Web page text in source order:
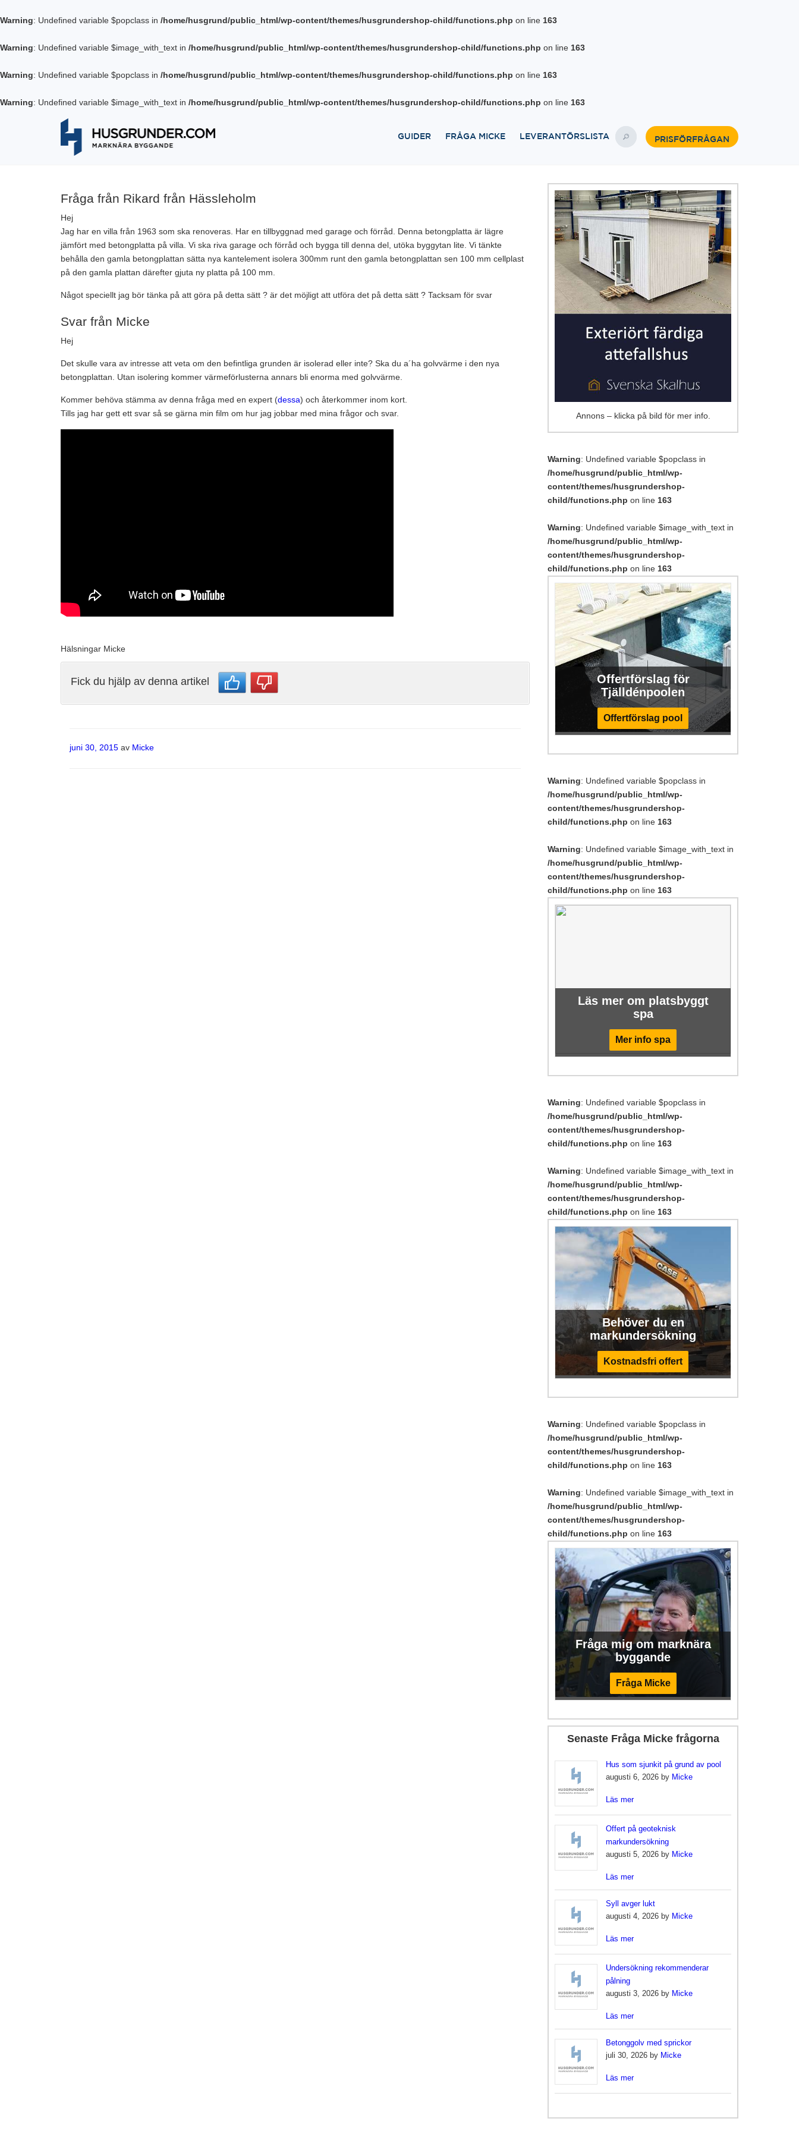
Warning: Undefined variable $popclass in /home/husgrund/public_html/wp-content/themes/husgrundershop-child/functions.php on line 163
Warning: Undefined variable $image_with_text in /home/husgrund/public_html/wp-content/themes/husgrundershop-child/functions.php on line 163
Warning: Undefined variable $popclass in /home/husgrund/public_html/wp-content/themes/husgrundershop-child/functions.php on line 163
Warning: Undefined variable $image_with_text in /home/husgrund/public_html/wp-content/themes/husgrundershop-child/functions.php on line 163
GUIDER FRÅGA MICKE LEVERANTÖRSLISTA PRISFÖRFRÅGAN
Fråga från Rikard från Hässleholm
Hej
Jag har en villa från 1963 som ska renoveras. Har en tillbyggnad med garage och förråd. Denna betongplatta är lägre
jämfört med betongplatta på villa. Vi ska riva garage och förråd och bygga till denna del, utöka byggytan lite. Vi tänkte
behålla den gamla betongplattan sätta nya kantelement isolera 300mm runt den gamla betongplattan sen 100 mm cellplast
på den gamla plattan därefter gjuta ny platta på 100 mm.
Något speciellt jag bör tänka på att göra på detta sätt ? är det möjligt att utföra det på detta sätt ? Tacksam för svar
Svar från Micke
Hej
Det skulle vara av intresse att veta om den befintliga grunden är isolerad eller inte? Ska du a´ha golvvärme i den nya
betongplattan. Utan isolering kommer värmeförlusterna annars bli enorma med golvvärme.
Kommer behöva stämma av denna fråga med en expert (dessa) och återkommer inom kort.
Tills jag har gett ett svar så se gärna min film om hur jag jobbar med mina frågor och svar.
Hälsningar Micke
Fick du hjälp av denna artikel
Publicerat
juni 30, 2015 av Micke
Annons – klicka på bild för mer info.
Warning: Undefined variable $popclass in
/home/husgrund/public_html/wp-
content/themes/husgrundershop-
child/functions.php on line 163
Warning: Undefined variable $image_with_text in
/home/husgrund/public_html/wp-
content/themes/husgrundershop-
child/functions.php on line 163
Offertförslag för
Tjälldénpoolen
Offertförslag pool
Warning: Undefined variable $popclass in
/home/husgrund/public_html/wp-
content/themes/husgrundershop-
child/functions.php on line 163
Warning: Undefined variable $image_with_text in
/home/husgrund/public_html/wp-
content/themes/husgrundershop-
child/functions.php on line 163
Läs mer om platsbyggt
spa
Mer info spa
Warning: Undefined variable $popclass in
/home/husgrund/public_html/wp-
content/themes/husgrundershop-
child/functions.php on line 163
Warning: Undefined variable $image_with_text in
/home/husgrund/public_html/wp-
content/themes/husgrundershop-
child/functions.php on line 163
Behöver du en
markundersökning
Kostnadsfri offert
Warning: Undefined variable $popclass in
/home/husgrund/public_html/wp-
content/themes/husgrundershop-
child/functions.php on line 163
Warning: Undefined variable $image_with_text in
/home/husgrund/public_html/wp-
content/themes/husgrundershop-
child/functions.php on line 163
Fråga mig om marknära
byggande
Fråga Micke
Senaste Fråga Micke frågorna
Hus som sjunkit på grund av pool
augusti 6, 2026 by Micke
Läs mer
Offert på geoteknisk
markundersökning
augusti 5, 2026 by Micke
Läs mer
Syll avger lukt
augusti 4, 2026 by Micke
Läs mer
Undersökning rekommenderar
pålning
augusti 3, 2026 by Micke
Läs mer
Betonggolv med sprickor
juli 30, 2026 by Micke
Läs mer